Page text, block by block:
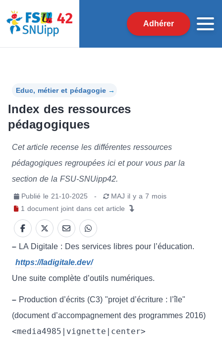
Adhérer
Educ, métier et pédagogie →
Index des ressources
pédagogiques
Cet article recense les différentes ressources
pédagogiques regroupées ici et pour vous par la
section de la FSU-SNUipp42.
Publié le 21-10-2025 - MAJ il y a 7 mois
1 document joint dans cet article
– LA Digitale : Des services libres pour l’éducation.
https://ladigitale.dev/
Une suite complète d’outils numériques.
– Production d’écrits (C3) "projet d’écriture : l’île"
(document d’accompagnement des programmes 2016)
<media4985|vignette|center>